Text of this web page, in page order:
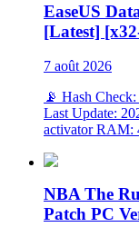
EaseUS
[Latest]
7 août 2026
📡 Hash
Last Update:
activator
NBA The
Patch PC